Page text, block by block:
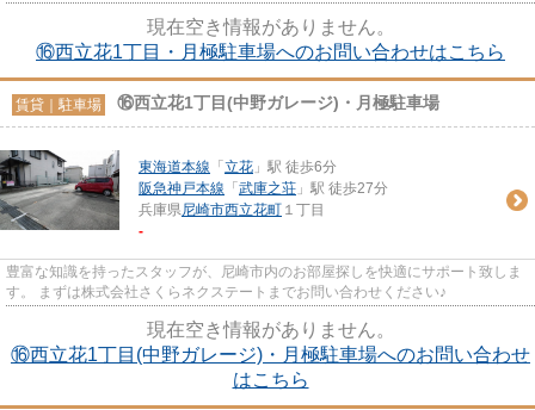
現在空き情報がありません。
⑯西立花1丁目・月極駐車場へのお問い合わせはこちら
賃貸｜駐車場 ⑯西立花1丁目(中野ガレージ)・月極駐車場
東海道本線 「 立花 」駅 徒歩6分
阪急神戸本線 「 武庫之荘 」駅 徒歩27分
兵庫県尼崎市西立花町 １丁目
-
豊富な知識を持ったスタッフが、尼崎市内のお部屋探しを快適にサポート致しま
す。 まずは株式会社さくらネクステートまでお問い合わせください♪
現在空き情報がありません。
⑯西立花1丁目(中野ガレージ)・月極駐車場へのお問い合わせ
はこちら